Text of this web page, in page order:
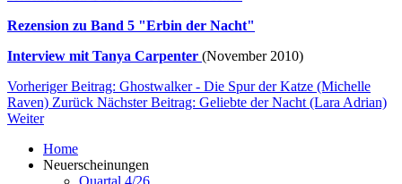
Rezension zu Band 5 "Erbin der Nacht"
Interview mit Tanya Carpenter (November 2010)
Vorheriger Beitrag: Ghostwalker - Die Spur der Katze (Michelle
Raven) Zurück Nächster Beitrag: Geliebte der Nacht (Lara Adrian)
Weiter
Home
Neuerscheinungen
Quartal 4/26